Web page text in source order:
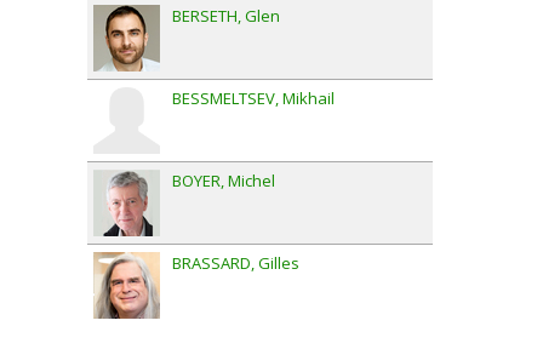
BERSETH Glen
BESSMELTSEV Mikhail
BOYER Michel
BRASSARD Gilles